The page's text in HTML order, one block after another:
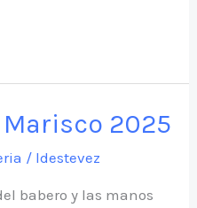
2025
/ ldestevez
babero y las manos